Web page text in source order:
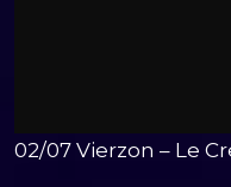
02/07 Vierzon – Le